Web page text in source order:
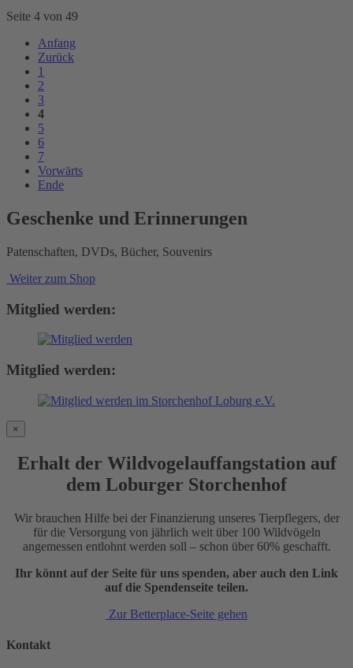
Seite 4 von 49
Anfang
Zurück
1
2
3
4
5
6
7
Vorwärts
Ende
Geschenke und Erinnerungen
Patenschaften, DVDs, Bücher, Souvenirs
Weiter zum Shop
Mitglied werden:
Mitglied werden:
×
Erhalt der Wildvogelauffangstation auf
dem Loburger Storchenhof
Wir brauchen Hilfe bei der Finanzierung unseres Tierpflegers, der
für die Versorgung von jährlich weit über 100 Wildvögeln
angemessen entlohnt werden soll – schon über 60% geschafft.
Ihr könnt auf der Seite für uns spenden, aber auch den Link
auf die Spendenseite teilen.
Zur Betterplace-Seite gehen
Kontakt